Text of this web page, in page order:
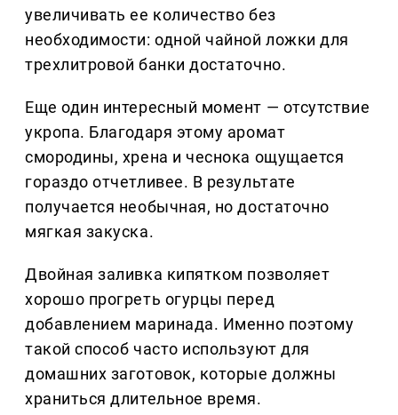
увеличивать ее количество без
необходимости: одной чайной ложки для
трехлитровой банки достаточно.
Еще один интересный момент — отсутствие
укропа. Благодаря этому аромат
смородины, хрена и чеснока ощущается
гораздо отчетливее. В результате
получается необычная, но достаточно
мягкая закуска.
Двойная заливка кипятком позволяет
хорошо прогреть огурцы перед
добавлением маринада. Именно поэтому
такой способ часто используют для
домашних заготовок, которые должны
храниться длительное время.